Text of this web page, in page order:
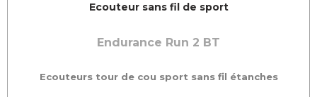
Ecouteur sans fil de sport
Endurance Run 2 BT
Ecouteurs tour de cou sport sans fil étanches